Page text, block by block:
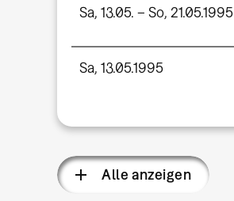
Sa, 13.05. – So, 21.05.1995
Sa, 13.05.1995
Alle anzeigen